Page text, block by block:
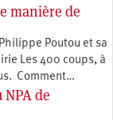
manière de
Poutou et sa
Les 400 coups, à
Comment…
de